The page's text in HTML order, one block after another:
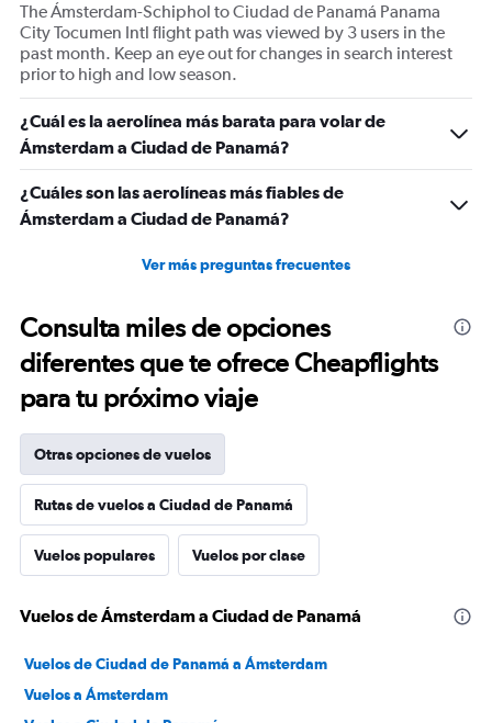
The Ámsterdam-Schiphol to Ciudad de Panamá Panama
City Tocumen Intl flight path was viewed by 3 users in the
past month. Keep an eye out for changes in search interest
prior to high and low season.
¿Cuál es la aerolínea más barata para volar de
Ámsterdam a Ciudad de Panamá?
¿Cuáles son las aerolíneas más fiables de
Ámsterdam a Ciudad de Panamá?
Ver más preguntas frecuentes
Consulta miles de opciones
diferentes que te ofrece Cheapflights
para tu próximo viaje
Otras opciones de vuelos
Rutas de vuelos a Ciudad de Panamá
Vuelos populares Vuelos por clase
Vuelos de Ámsterdam a Ciudad de Panamá
Vuelos de Ciudad de Panamá a Ámsterdam
Vuelos a Ámsterdam